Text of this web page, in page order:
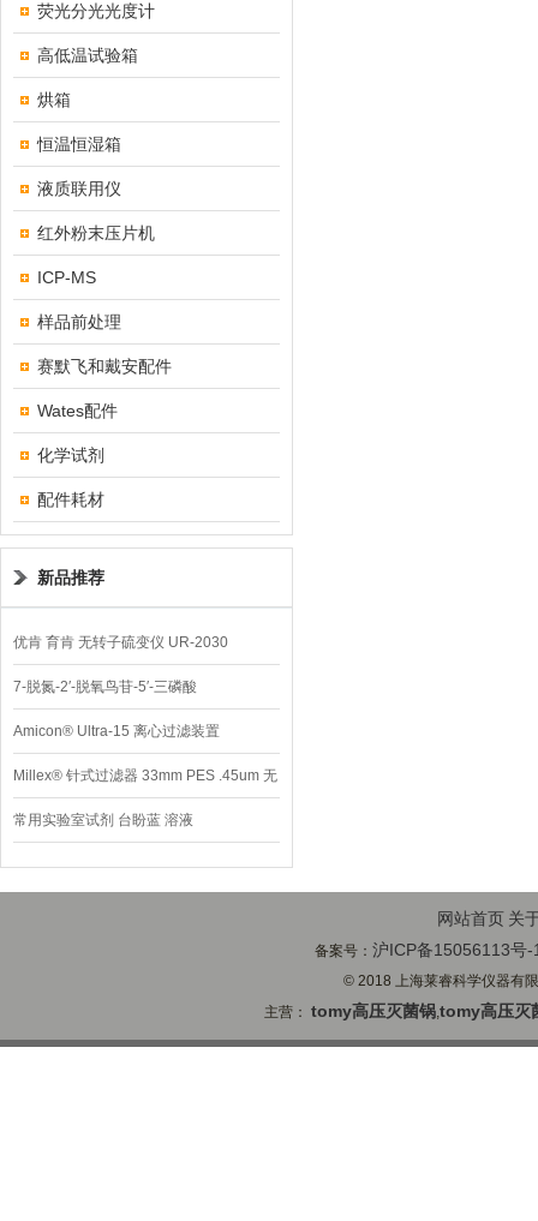
荧光分光光度计
高低温试验箱
烘箱
恒温恒湿箱
液质联用仪
红外粉末压片机
ICP-MS
样品前处理
赛默飞和戴安配件
Wates配件
化学试剂
配件耗材
新品推荐
优肯 育肯 无转子硫变仪 UR-2030
7-脱氮-2′-脱氧鸟苷-5′-三磷酸
Amicon® Ultra-15 离心过滤装置
Millex® 针式过滤器 33mm PES .45um 无
菌
常用实验室试剂 台盼蓝 溶液
网站首页 关
备案号：沪ICP备15056113号-
© 2018 上海莱睿科学仪器有
主营：tomy高压灭菌锅,tomy高压灭